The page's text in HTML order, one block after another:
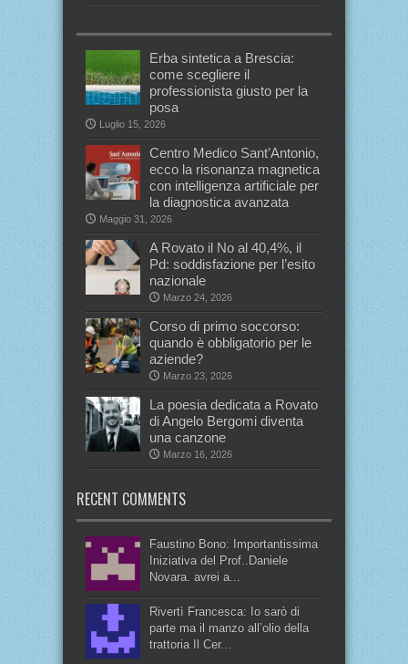
Erba sintetica a Brescia:
come scegliere il
professionista giusto per la
posa
Luglio 15, 2026
Centro Medico Sant’Antonio,
ecco la risonanza magnetica
con intelligenza artificiale per
la diagnostica avanzata
Maggio 31, 2026
A Rovato il No al 40,4%, il
Pd: soddisfazione per l’esito
nazionale
Marzo 24, 2026
Corso di primo soccorso:
quando è obbligatorio per le
aziende?
Marzo 23, 2026
La poesia dedicata a Rovato
di Angelo Bergomi diventa
una canzone
Marzo 16, 2026
RECENT COMMENTS
Faustino Bono: Importantissima
Iniziativa del Prof..Daniele
Novara. avrei a...
Rivertì Francesca: Io sarò di
parte ma il manzo all’olio della
trattoria Il Cer...